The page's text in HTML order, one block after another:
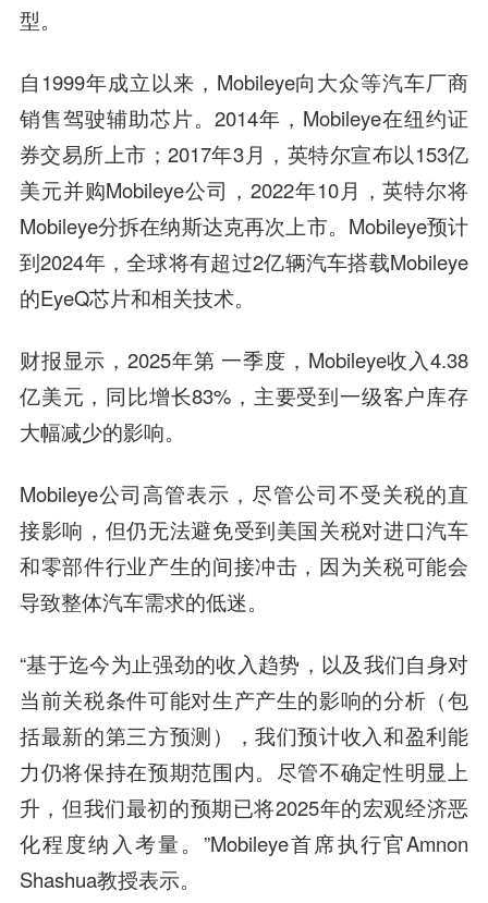
型。
自1999年成立以来，Mobileye向大众等汽车厂商
销售驾驶辅助芯片。2014年，Mobileye在纽约证
券交易所上市；2017年3月，英特尔宣布以153亿
美元并购Mobileye公司，2022年10月，英特尔将
Mobileye分拆在纳斯达克再次上市。Mobileye预计
到2024年，全球将有超过2亿辆汽车搭载Mobileye
的EyeQ芯片和相关技术。
财报显示，2025年第 一季度，Mobileye收入4.38
亿美元，同比增长83%，主要受到一级客户库存
大幅减少的影响。
Mobileye公司高管表示，尽管公司不受关税的直
接影响，但仍无法避免受到美国关税对进口汽车
和零部件行业产生的间接冲击，因为关税可能会
导致整体汽车需求的低迷。
“基于迄今为止强劲的收入趋势，以及我们自身对
当前关税条件可能对生产产生的影响的分析（包
括最新的第三方预测），我们预计收入和盈利能
力仍将保持在预期范围内。尽管不确定性明显上
升，但我们最初的预期已将2025年的宏观经济恶
化程度纳入考量。”Mobileye首席执行官Amnon
Shashua教授表示。